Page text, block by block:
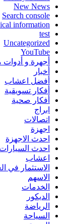
New News
Search console
information
test
Uncategorized
YouTube
أجهرة و أدوات
أخبار
أفضل اعشاب
أفكار تسويقية
أفكار صحية
ابراج
اتصالات
اجهزة
احدث الاجهزة
احدث السيارات
اعشاب
الاستثمار في
الاسهم
الخدمات
الديكور
الرياضة
السياحة